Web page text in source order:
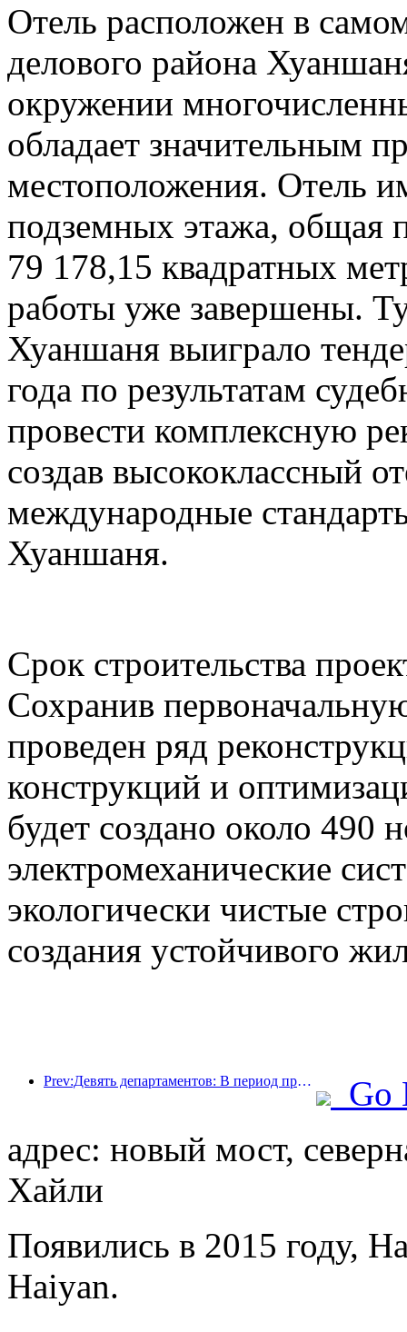
Отель расположен в
делового района
окружении
обладает значительным
местоположения. Отель
подземных этажа, общая
79 178,15 квадратных
работы уже завершены.
Хуаншаня выиграло
года по результатам
провести комплексную
создав высококлассный
международные
Хуаншаня.
Срок строительства
Сохранив
проведен ряд
конструкций и
будет создано около 490
электромеханические
экологически чистые
создания устойчивого
Prev:Девять департаментов: В период празднования Весеннего фестиваля сетевые отели и бутик-отели будут предлагать льготные условия.
Go
адрес: новый мост,
Хайли
Появились в 2015 году,
Haiyan.